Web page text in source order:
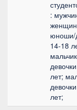
:
юноши/
14-18
лет;
лет;